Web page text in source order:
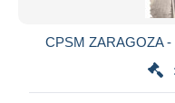
CPSM ZARAGOZA